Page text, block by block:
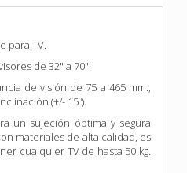
para TV.
de 32" a 70".
de visión de 75 a 465 mm.,
(+/- 15º).
un sujeción óptima y segura
materiales de alta calidad, es
cualquier TV de hasta 50 kg.